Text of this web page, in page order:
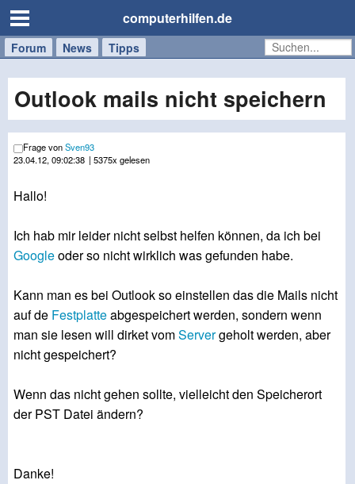
computerhilfen.de
Forum News Tipps
Handy
Tablet
Windows
Mac
Outlook mails nicht speichern
Frage vonSven93
23.04.12, 09:02:38 | 5375x gelesen
Hallo!
Ich hab mir leider nicht selbst helfen können, da ich bei
Googleoder so nicht wirklich was gefunden habe.
Kann man es bei Outlook so einstellen das die Mails nicht
auf de Festplatteabgespeichert werden, sondern wenn
man sie lesen will dirket vomServergeholt werden, aber
nicht gespeichert?
Wenn das nicht gehen sollte, vielleicht den Speicherort
der PST Datei ändern?
Danke!